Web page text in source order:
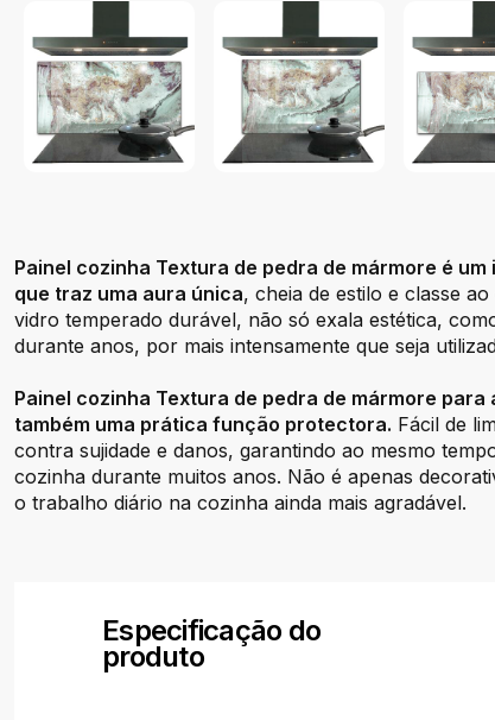
Painel cozinha Textura de pedra de mármore é
que traz uma aura única, cheia de estilo e classe
vidro temperado durável, não só exala estética,
durante anos, por mais intensamente que seja
Painel cozinha Textura de pedra de mármore
também uma prática função protectora. Fácil de
contra sujidade e danos, garantindo ao mesmo
cozinha durante muitos anos. Não é apenas
o trabalho diário na cozinha ainda mais agradável.
Especificação do
produto